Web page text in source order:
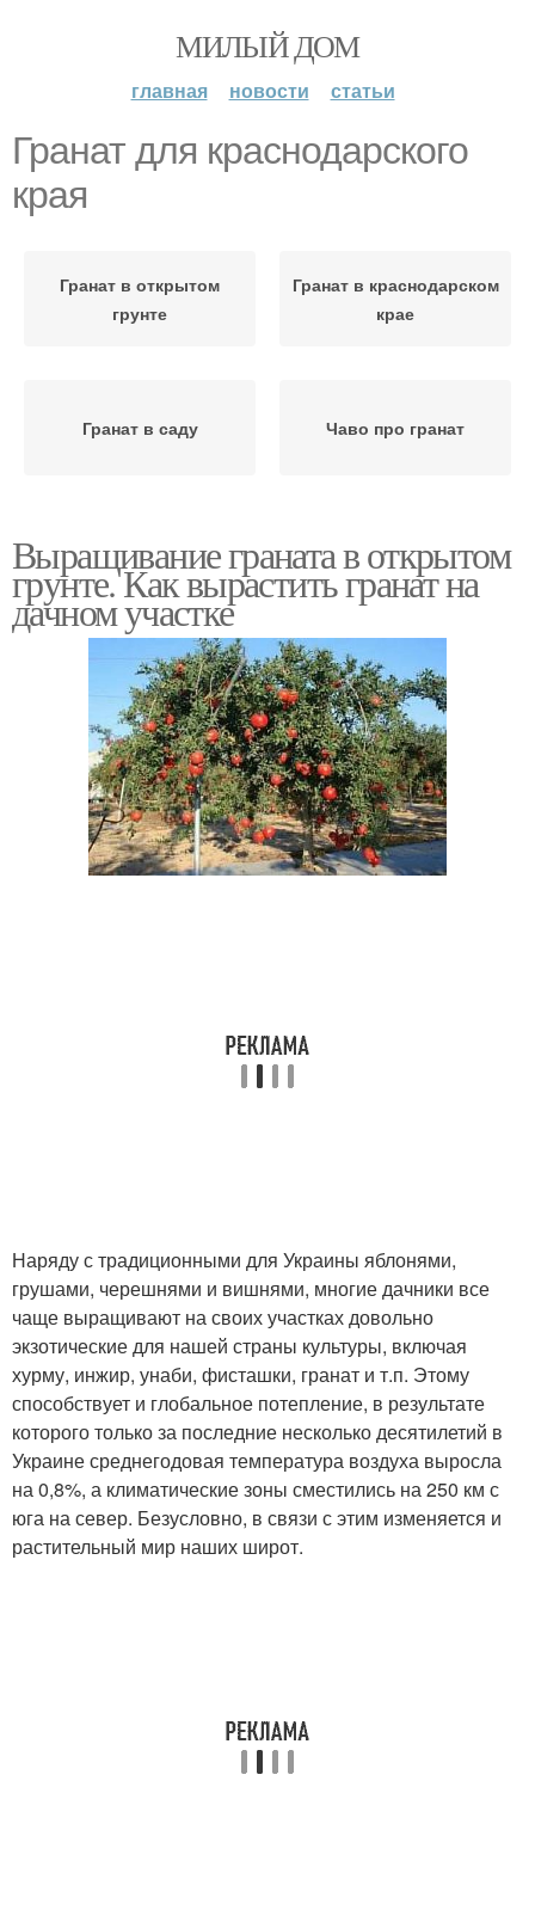
МИЛЫЙ ДОМ
главная новости статьи
Гранат для краснодарского
края
Гранат в открытом
грунте
Гранат в краснодарском
крае
Гранат в саду Чаво про гранат
Выращивание граната в открытом
грунте. Как вырастить гранат на
дачном участке
Наряду с традиционными для Украины яблонями,
грушами, черешнями и вишнями, многие дачники все
чаще выращивают на своих участках довольно
экзотические для нашей страны культуры, включая
хурму, инжир, унаби, фисташки, гранат и т.п. Этому
способствует и глобальное потепление, в результате
которого только за последние несколько десятилетий в
Украине среднегодовая температура воздуха выросла
на 0,8%, а климатические зоны сместились на 250 км с
юга на север. Безусловно, в связи с этим изменяется и
растительный мир наших широт.